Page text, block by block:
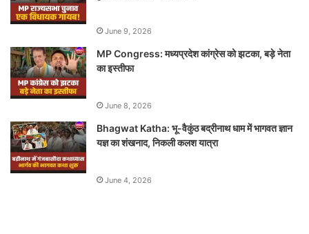
June 9, 2026
MP Congress: मध्यप्रदेश कांग्रेस को झटका, बड़े नेता
का इस्तीफा
June 8, 2026
Bhagwat Katha: भू-वैकुंठ बद्रीनाथ धाम में भागवत ज्ञान
यज्ञ का शंखनाद, निकली कलश यात्रा
June 4, 2026